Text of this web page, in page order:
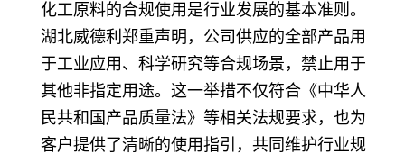
化工原料的合规使用是行业发展的基本准则。
湖北威德利郑重声明，公司供应的全部产品用
于工业应用、科学研究等合规场景，禁止用于
其他非指定用途。这一举措不仅符合《中华人
民共和国产品质量法》等相关法规要求，也为
客户提供了清晰的使用指引，共同维护行业规